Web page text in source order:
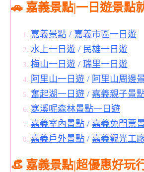
🚗 嘉義景點|一日遊景點
嘉義景點 / 嘉義市區一日遊
水上一日遊 / 民雄一日遊
梅山一日遊 / 瑞里一日遊
阿里山一日遊 / 阿里山周邊
奮起湖一日遊 / 嘉義親子景
寒溪呢森林景點一日遊
嘉義室內景點 / 嘉義免門票
嘉義戶外景點 / 嘉義觀光工
👒 嘉義景點|超優惠好玩